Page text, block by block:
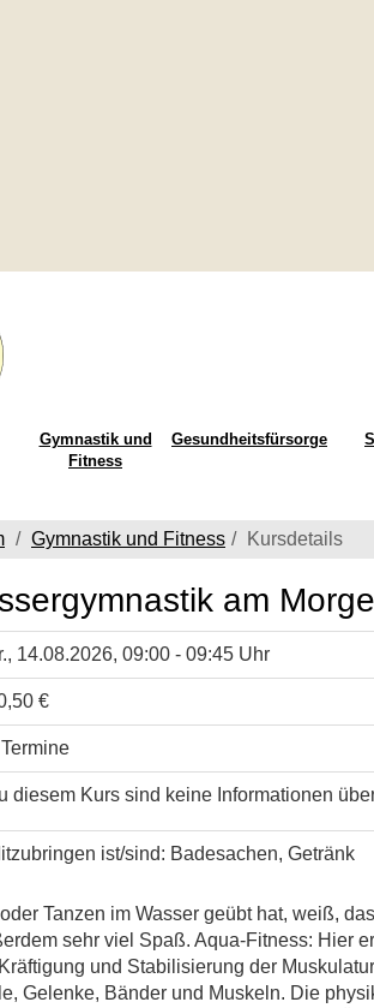
Gymnastik und
Fitness
Gesundheitsfürsorge
Gymnastik und Fitness Kursdetails
am
, 14.08.2026, 09:00 - 09:45 Uhr
€
diesem Kurs sind keine Informationen
ist/sind: Badesachen, Getränk
Tanzen im Wasser geübt hat, weiß,
sehr viel Spaß. Aqua-Fitness: Hier
und Stabilisierung der
Gelenke, Bänder und Muskeln. Die